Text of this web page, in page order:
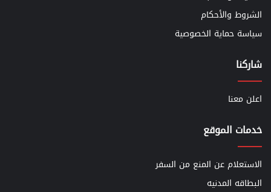
الشروط والأحكام
سياسة حماية الخصوصية
شاركنا
اعلن معنا
خدمات الموقع
الاستعلام عن المنع من السفر
البطاقه المدنيه